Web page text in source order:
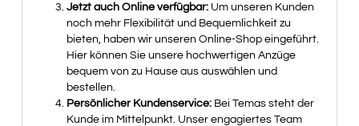
Jetzt auch Online verfügbar:Um unseren Kunden
noch mehr Flexibilität und Bequemlichkeit zu
bieten, haben wir unseren Online-Shop eingeführt.
Hier können Sie unsere hochwertigen Anzüge
bequem von zu Hause aus auswählen und
bestellen.
Persönlicher Kundenservice:Bei Temas steht der
Kunde im Mittelpunkt. Unser engagiertes Team